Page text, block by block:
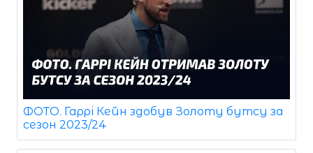
ФОТО. Гаррі Кейн здобув Золоту бутсу за
сезон 2023/24